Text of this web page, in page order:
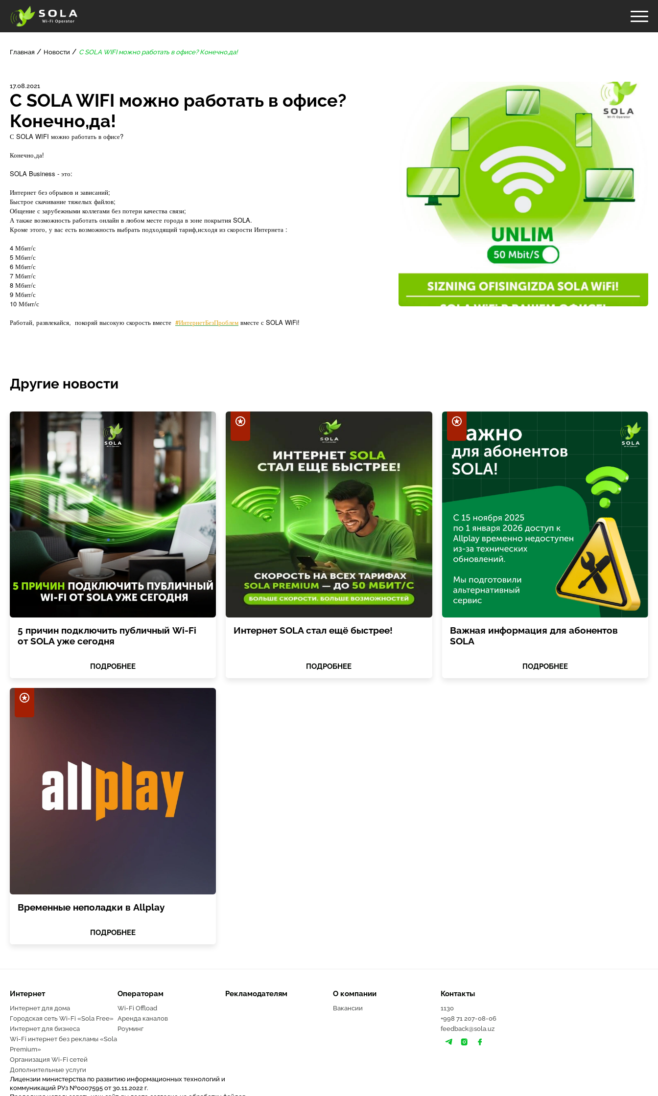
Главная Новости С SOLA WIFI можно работать в офисе? Конечно,да!
17.08.2021
С SOLA WIFI можно работать в офисе?
Конечно,да!
С SOLA WIFI можно работать в офисе?
Конечно,да!
SOLA Business - это:
Интернет без обрывов и зависаний;
Быстрое скачивание тяжелых файлов;
Общение с зарубежными коллегами без потери качества связи;
А также возможность работать онлайн в любом месте города в зоне покрытия SOLA.
Кроме этого, у вас есть возможность выбрать подходящий тариф,исходя из скорости Интернета :
4 Мбит/с
5 Мбит/с
6 Мбит/с
7 Мбит/с
8 Мбит/с
9 Мбит/с
10 Мбит/с
Работай, развлекайся, покоряй высокую скорость вместе #ИнтернетБезПроблем вместе с SOLA WiFi!
Другие новости
5 причин подключить публичный Wi-Fi
от SOLA уже сегодня
ПОДРОБНЕЕ
Интернет SOLA стал ещё быстрее!
ПОДРОБНЕЕ
Важная информация для абонентов
SOLA
ПОДРОБНЕЕ
Временные неполадки в Allplay
ПОДРОБНЕЕ
Интернет
Интернет для дома
Городская сеть Wi-Fi «Sola Free»
Интернет для бизнеса
Wi-Fi интернет без рекламы «Sola
Premium»
Организация Wi-Fi сетей
Дополнительные услуги
Операторам
Wi-Fi Offload
Аренда каналов
Роуминг
Рекламодателям О компании
Вакансии
Контакты
1130
+998 71 207-08-06
feedback@sola.uz
Лицензии министерства по развитию информационных технологий и
коммуникаций РУз №0007595 от 30.11.2022 г.